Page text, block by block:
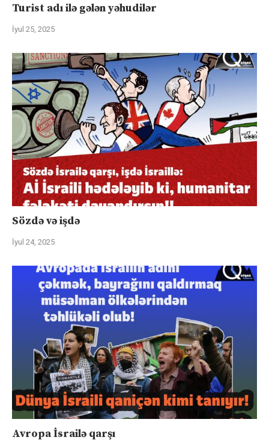
Turist adı ilə gələn yəhudilər
İyul 25, 2025
Sözdə və işdə
İyul 24, 2025
Avropa İsrailə qarşı